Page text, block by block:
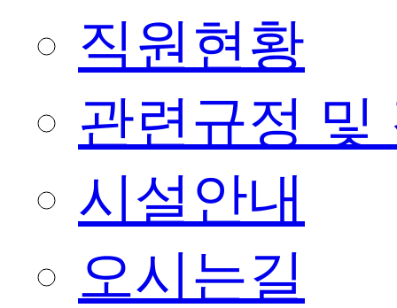
직원현황
관련규정 및
시설안내
오시는길